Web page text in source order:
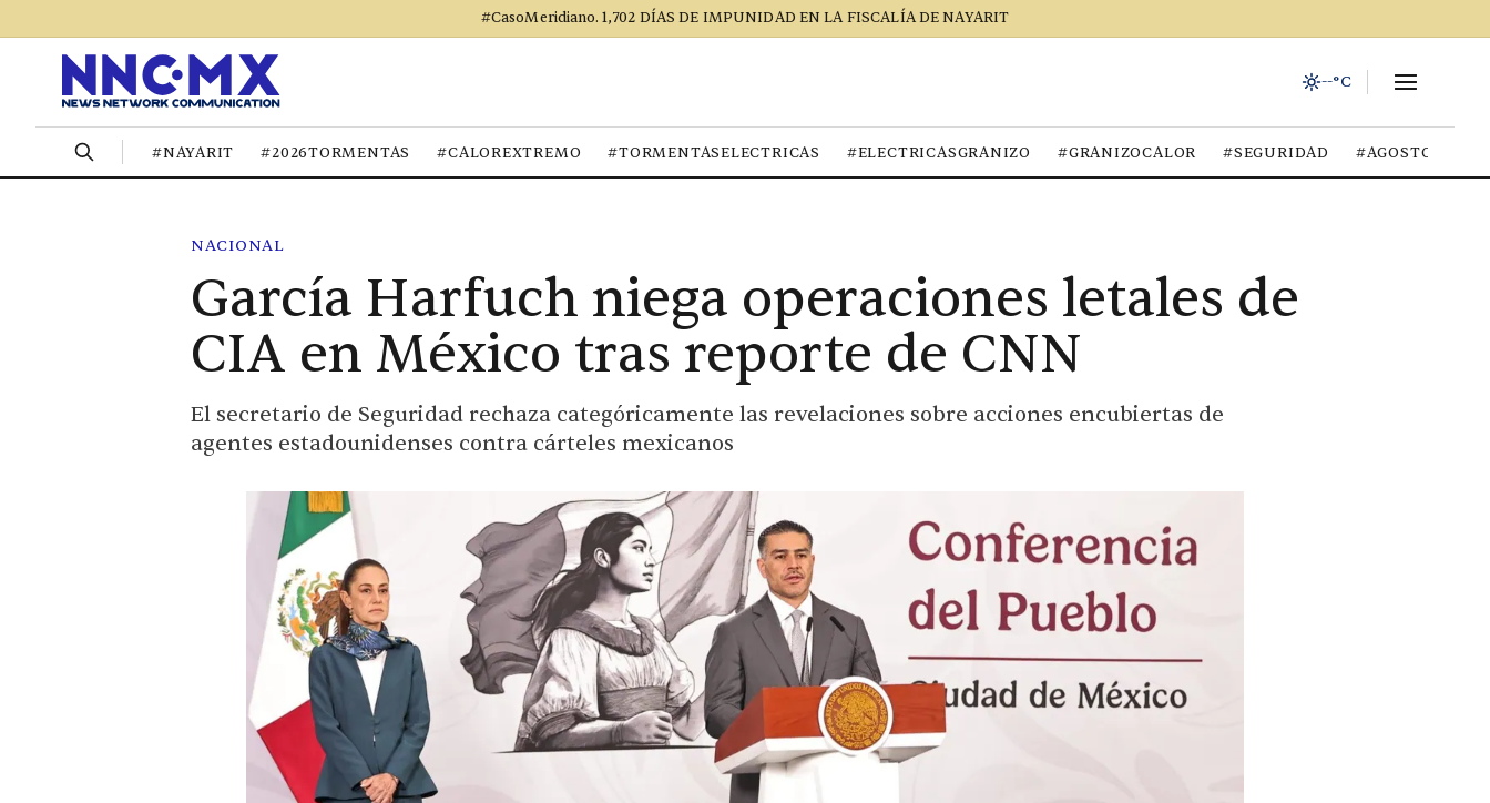
#CasoMeridiano. 1,702 DÍAS DE IMPUNIDAD EN LA FISCALÍA DE NAYARIT
--°C
#NAYARIT #2026TORMENTAS #CALOREXTREMO #TORMENTASELECTRICAS #ELECTRICASGRANIZO #GRANIZOCALOR #SEGURIDAD #AGOSTO2026
NACIONAL
García Harfuch niega operaciones letales de
CIA en México tras reporte de CNN
El secretario de Seguridad rechaza categóricamente las revelaciones sobre acciones encubiertas de
agentes estadounidenses contra cárteles mexicanos